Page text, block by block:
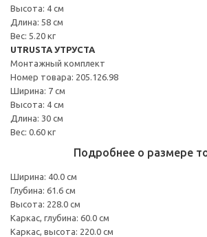
Высота: 4 см
Длина: 58 см
Вес: 5.20 кг
UTRUSTA УТРУСТА
Монтажный комплект
Номер товара: 205.126.98
Ширина: 7 см
Высота: 4 см
Длина: 30 см
Вес: 0.60 кг
Подробнее о размере
Ширина: 40.0 см
Глубина: 61.6 см
Высота: 228.0 см
Каркас, глубина: 60.0 см
Каркас, высота: 220.0 см